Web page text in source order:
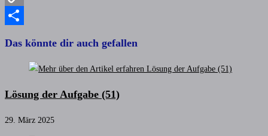
Copy
Das könnte dir auch gefallen
Lösung der Aufgabe (51)
29. März 2025